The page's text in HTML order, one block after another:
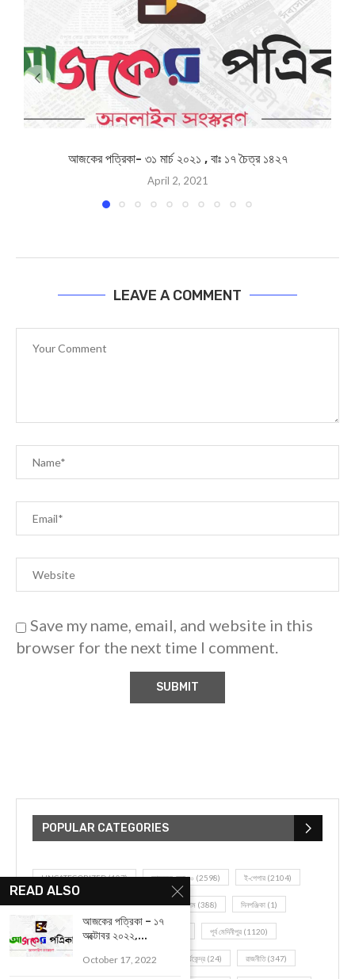
আজকের পত্রিকা- ৩১ মার্চ ২০২১ , বাঃ ১৭ চৈত্র ১৪২৭
April 2, 2021
LEAVE A COMMENT
Save my name, email, and website in this
browser for the next time I comment.
POPULAR CATEGORIES
UNCATEGORIZED(107) আজকের সেরা ১০ (2598) ই-পেপার (2104)
খেলাধূলো(5) জেলার খবর(602) ঝাড়গ্রাম (388) দিনপঞ্জিকা (1)
দৈনিক রাশিফল (819) পশ্চিম মেদিনীপুর পূর্ব মেদিনীপুর (1120)
(4) বিনোদন(3) ভ্রমণ এবং তীর্থকেন্দ্র (24) রাজনীতি(347)
READ ALSO
আজকের পত্রিকা – ১৭
অক্টোবর ২০২২,...
October 17, 2022